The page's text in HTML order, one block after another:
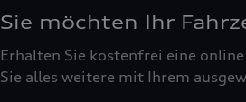
Sie möchten Ihr
Erhalten Sie kostenfrei eine
Sie alles weitere mit Ihrem